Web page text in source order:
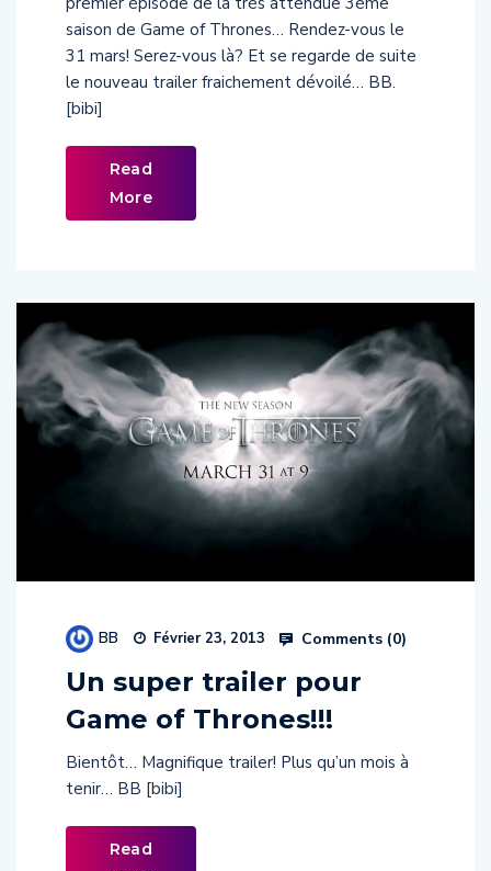
saison de Game of Thrones… Rendez-vous le
31 mars! Serez-vous là? Et se regarde de suite
le nouveau trailer fraichement dévoilé… BB.
[bibi]
Read
More
BB Février 23, 2013 Comments (0)
Un super trailer pour
Game of Thrones!!!
Bientôt… Magnifique trailer! Plus qu’un mois à
tenir… BB [bibi]
Read